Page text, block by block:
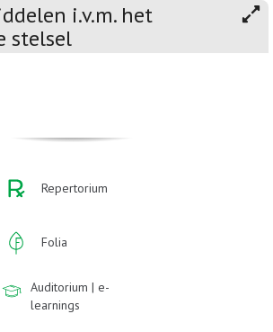
i.v.m. het
stelsel
Repertorium
Folia
Auditorium | e-
learnings